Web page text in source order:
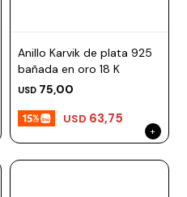
Anillo Karvik de plata 925
bañada en oro 18 K
USD 75,00
USD 63,75